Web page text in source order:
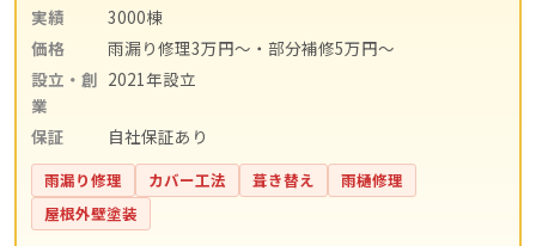
実績
3000棟
価格
雨漏り修理3万円〜・部分補修5万円〜
設立・創
業
2021年設立
保証 自社保証あり
雨漏り修理 カバー工法 葺き替え
雨樋修理
屋根外壁塗装